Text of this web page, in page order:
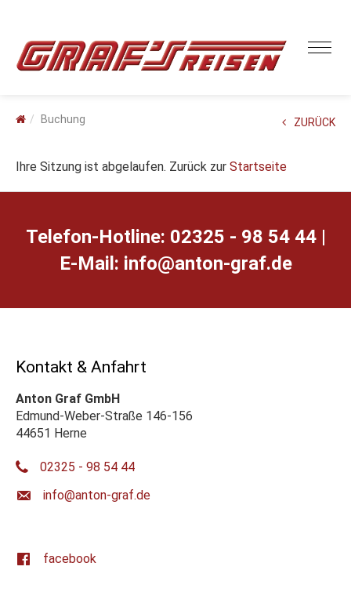
Buchung ZURÜCK
Ihre Sitzung ist abgelaufen. Zurück zur Startseite
Telefon-Hotline: 02325 - 98 54 44 |
E-Mail: ed.farg-notna@ofni
Kontakt & Anfahrt
Anton Graf GmbH
Edmund-Weber-Straße 146-156
44651 Herne
02325 - 98 54 44
ed.farg-notna@ofni
facebook